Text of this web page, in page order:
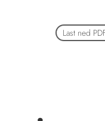
and media plan
editorial board
Last ned